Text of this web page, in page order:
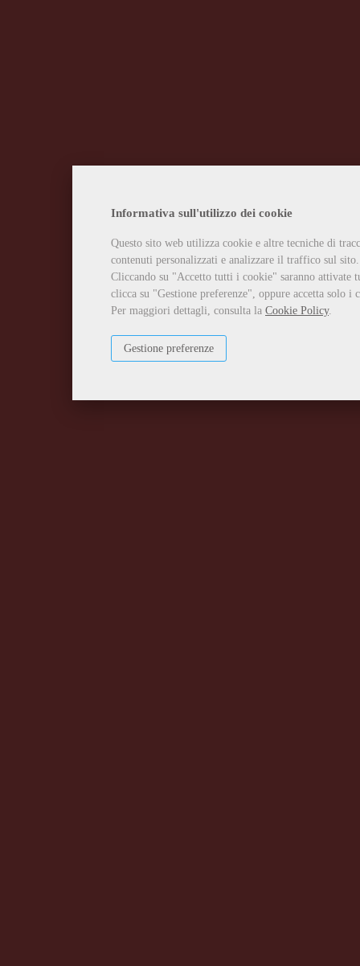
Informativa sull'utilizzo dei cookie
Questo sito web utilizza cookie e altre tecniche di
contenuti personalizzati e analizzare il traffico sul sito.
Cliccando su "Accetto tutti i cookie" saranno attivate
clicca su "Gestione preferenze", oppure accetta solo
Per maggiori dettagli, consulta la Cookie Policy.
Gestione preferenze